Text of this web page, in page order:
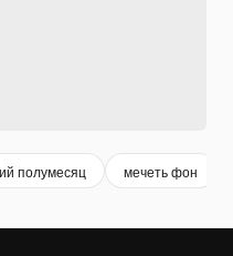
полумесяц мечеть фон